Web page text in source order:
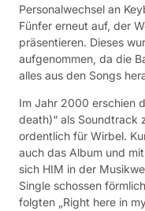
Personalwechsel an
Fünfer erneut auf, der
präsentieren. Dieses
aufgenommen, da die
alles aus den Songs
Im Jahr 2000 erschien
death)“ als Soundtrack
ordentlich für Wirbel.
auch das Album und
sich HIM in der
Single schossen
folgten „Right here in